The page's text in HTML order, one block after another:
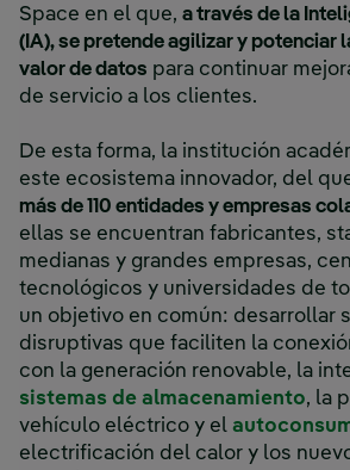
Space en el que, a través de la
(IA), se pretende agilizar y potenciar
valor de datos para continuar
de servicio a los clientes.
De esta forma, la institución
este ecosistema innovador, del
más de 110 entidades y empresas
ellas se encuentran fabricantes,
medianas y grandes empresas,
tecnológicos y universidades de
un objetivo en común: desarrollar
disruptivas que faciliten la
con la generación renovable, la
sistemas de almacenamiento, la
vehículo eléctrico y el
electrificación del calor y los